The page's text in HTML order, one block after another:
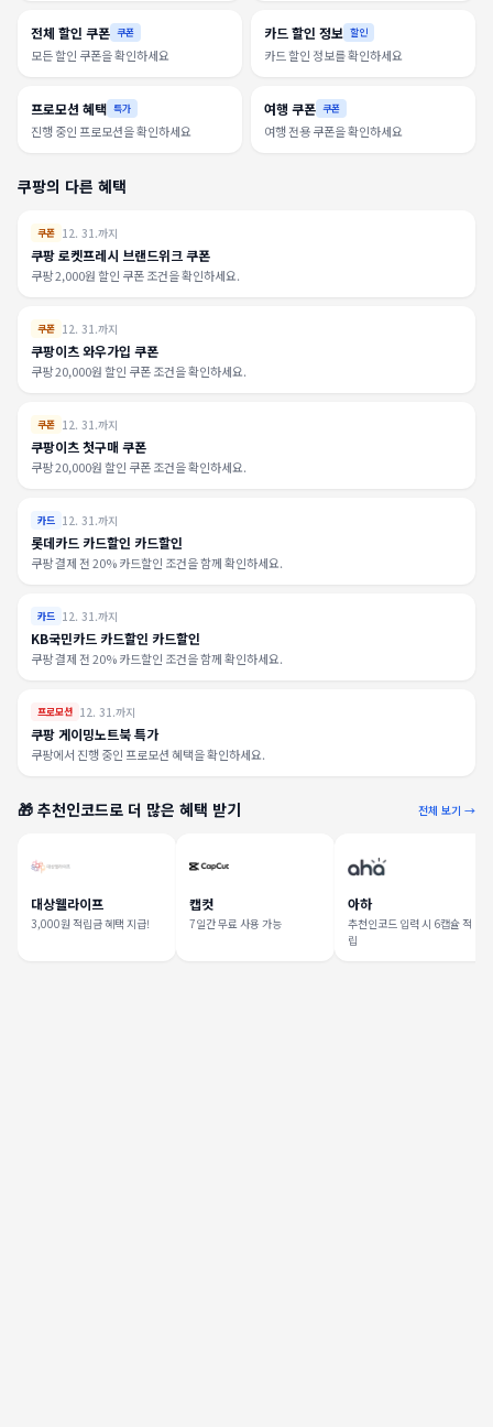
전체 할인 쿠폰 쿠폰
모든 할인 쿠폰을 확인하세요
카드 할인 정보 할인
카드 할인 정보를 확인하세요
프로모션 혜택 특가
진행 중인 프로모션을 확인하세요
여행 쿠폰 쿠폰
여행 전용 쿠폰을 확인하세요
쿠팡의 다른 혜택
쿠폰 12. 31.까지
쿠팡 로켓프레시 브랜드위크 쿠폰
쿠팡 2,000원 할인 쿠폰 조건을 확인하세요.
쿠폰 12. 31.까지
쿠팡이츠 와우가입 쿠폰
쿠팡 20,000원 할인 쿠폰 조건을 확인하세요.
쿠폰 12. 31.까지
쿠팡이츠 첫구매 쿠폰
쿠팡 20,000원 할인 쿠폰 조건을 확인하세요.
카드 12. 31.까지
롯데카드 카드할인 카드할인
쿠팡 결제 전 20% 카드할인 조건을 함께 확인하세요.
카드 12. 31.까지
KB국민카드 카드할인 카드할인
쿠팡 결제 전 20% 카드할인 조건을 함께 확인하세요.
프로모션 12. 31.까지
쿠팡 게이밍노트북 특가
쿠팡에서 진행 중인 프로모션 혜택을 확인하세요.
🎁 추천인코드로 더 많은 혜택 받기 전체 보기 →
대상웰라이프
3,000원 적립금 혜택 지급!
캡컷
7일간 무료 사용 가능
아하
추천인코드 입력 시 6캡슐 적
립